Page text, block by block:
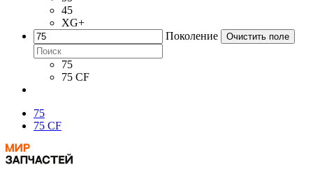
45
XG+
Поколение
Очистить поле
75
75 CF
75
75 CF